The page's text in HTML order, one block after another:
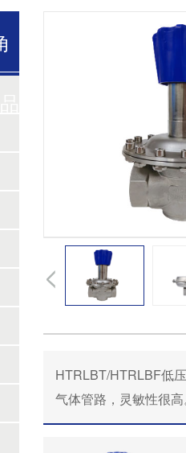
HTRLBT/HTRLBF低压
气体管路，灵敏性很高